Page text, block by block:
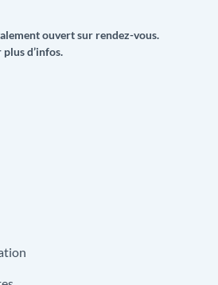
ouvert sur rendez-vous.
d’infos.